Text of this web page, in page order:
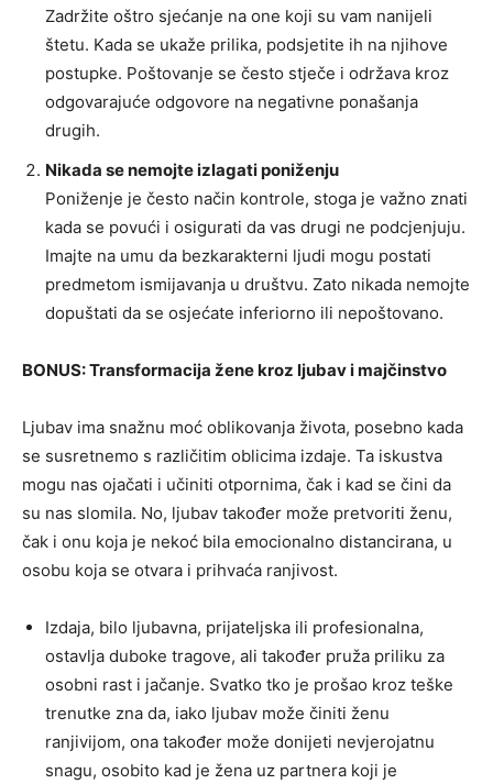
Zadržite oštro sjećanje na one koji su vam nanijeli
štetu. Kada se ukaže prilika, podsjetite ih na njihove
postupke. Poštovanje se često stječe i održava kroz
odgovarajuće odgovore na negativne ponašanja
drugih.
Nikada se nemojte izlagati poniženju
Poniženje je često način kontrole, stoga je važno znati
kada se povući i osigurati da vas drugi ne podcjenjuju.
Imajte na umu da bezkarakterni ljudi mogu postati
predmetom ismijavanja u društvu. Zato nikada nemojte
dopuštati da se osjećate inferiorno ili nepoštovano.
BONUS: Transformacija žene kroz ljubav i majčinstvo
Ljubav ima snažnu moć oblikovanja života, posebno kada
se susretnemo s različitim oblicima izdaje. Ta iskustva
mogu nas ojačati i učiniti otpornima, čak i kad se čini da
su nas slomila. No, ljubav također može pretvoriti ženu,
čak i onu koja je nekoć bila emocionalno distancirana, u
osobu koja se otvara i prihvaća ranjivost.
Izdaja, bilo ljubavna, prijateljska ili profesionalna,
ostavlja duboke tragove, ali također pruža priliku za
osobni rast i jačanje. Svatko tko je prošao kroz teške
trenutke zna da, iako ljubav može činiti ženu
ranjivijom, ona također može donijeti nevjerojatnu
snagu, osobito kad je žena uz partnera koji je